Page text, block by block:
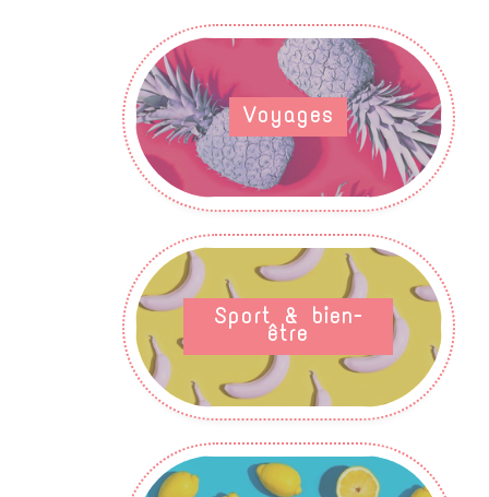
Voyages
Sport & bien-
être